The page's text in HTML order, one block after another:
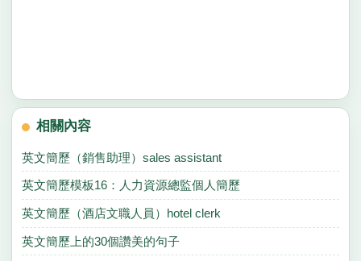
相關內容
英文簡歷（銷售助理）sales assistant
英文簡歷模板16：人力資源總監個人簡歷
英文簡歷（酒店文職人員）hotel clerk
英文簡歷上的30個讚美的句子